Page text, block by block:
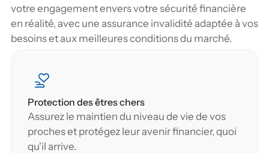
votre engagement envers votre sécurité financière
en réalité, avec une assurance invalidité adaptée à vos
besoins et aux meilleures conditions du marché.
Protection des êtres chers
Assurez le maintien du niveau de vie de vos
proches et protégez leur avenir financier, quoi
qu'il arrive.